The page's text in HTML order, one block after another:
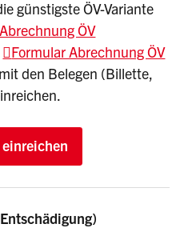
günstigste ÖV-Variante
ÖV
Formular Abrechnung ÖV
den Belegen (Billette,